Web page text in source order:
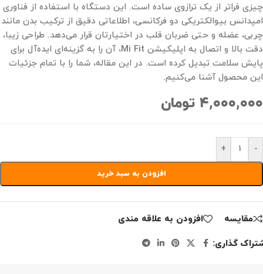
چیزی فراتر از یک ترازوی ساده است. این دستگاه با استفاده از فناوری
امپدانس بیوالکتریکی دو فرکانسی، اطلاعاتی دقیق از ترکیب بدن مانند
چربی، عضله و حتی ضربان قلب در اختیارتان قرار می‌دهد. طراحی زیبا،
دقت بالا و اتصال به اپلیکیشن Mi Fit، آن را به گزینه‌ای ایده‌آل برای
پایش سلامت تبدیل کرده است. در این مقاله، شما را با تمام جزئیات
این محصول آشنا می‌کنیم.
۴,۰۰۰,۰۰۰ تومان
-
+
افزودن به سبد خرید
مقايسه
افزودن به علاقه مندی
گذاری: